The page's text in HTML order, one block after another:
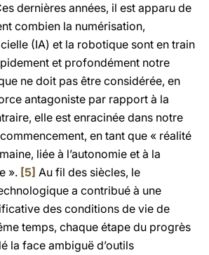
dernières années, il est apparu de
combien la numérisation,
(IA) et la robotique sont en train
et profondément notre
ne doit pas être considérée, en
antagoniste par rapport à la
elle est enracinée dans notre
en tant que « réalité
liée à l’autonomie et à la
». [5] Au fil des siècles, le
a contribué à une
des conditions de vie de
temps, chaque étape du progrès
la face ambiguë d’outils